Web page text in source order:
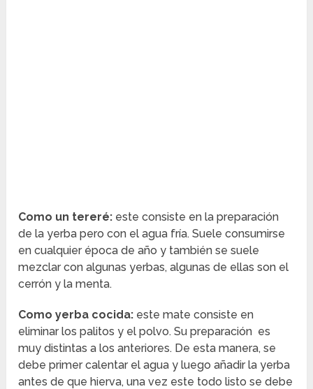
Como un tereré: este consiste en la preparación
de la yerba pero con el agua fría. Suele consumirse
en cualquier época de año y también se suele
mezclar con algunas yerbas, algunas de ellas son el
cerrón y la menta.
Como yerba cocida: este mate consiste en
eliminar los palitos y el polvo. Su preparación es
muy distintas a los anteriores. De esta manera, se
debe primer calentar el agua y luego añadir la yerba
antes de que hierva, una vez este todo listo se debe